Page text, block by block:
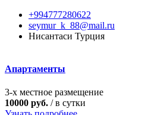
+994777280622
seymur_k_88@mail.ru
Нисантаси Турция
Апартаменты
3-х местное размещение
10000 руб. / в сутки